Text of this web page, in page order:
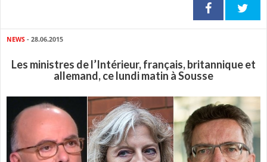
NEWS - 28.06.2015
Les ministres de l’Intérieur, français, britannique et
allemand, ce lundi matin à Sousse